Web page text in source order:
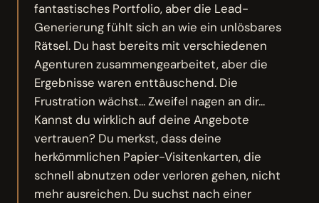
fantastisches Portfolio, aber die Lead-
Generierung fühlt sich an wie ein unlösbares
Rätsel. Du hast bereits mit verschiedenen
Agenturen zusammengearbeitet, aber die
Ergebnisse waren enttäuschend. Die
Frustration wächst... Zweifel nagen an dir...
Kannst du wirklich auf deine Angebote
vertrauen? Du merkst, dass deine
herkömmlichen Papier-Visitenkarten, die
schnell abnutzen oder verloren gehen, nicht
mehr ausreichen. Du suchst nach einer